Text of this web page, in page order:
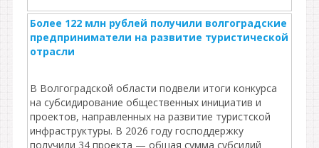
Более 122 млн рублей получили волгоградские
предприниматели на развитие туристической
отрасли
В Волгоградской области подвели итоги конкурса
на субсидирование общественных инициатив и
проектов, направленных на развитие туристской
инфраструктуры. В 2026 году господдержку
получили 34 проекта — общая сумма субсидий